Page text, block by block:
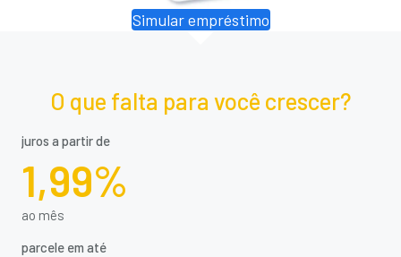
Simular empréstimo
O que falta para você crescer?
juros a partir de
1,99%
ao mês
parcele em até